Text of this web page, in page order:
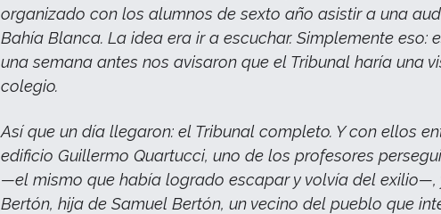
organizado con los alumnos de sexto año asistir a una
Bahía Blanca. La idea era ir a escuchar. Simplemente eso:
una semana antes nos avisaron que el Tribunal haría una
colegio.
Así que un día llegaron: el Tribunal completo. Y con ellos
edificio Guillermo Quartucci, uno de los profesores
—el mismo que había logrado escapar y volvía del exilio—,
Bertón, hija de Samuel Bertón, un vecino del pueblo que